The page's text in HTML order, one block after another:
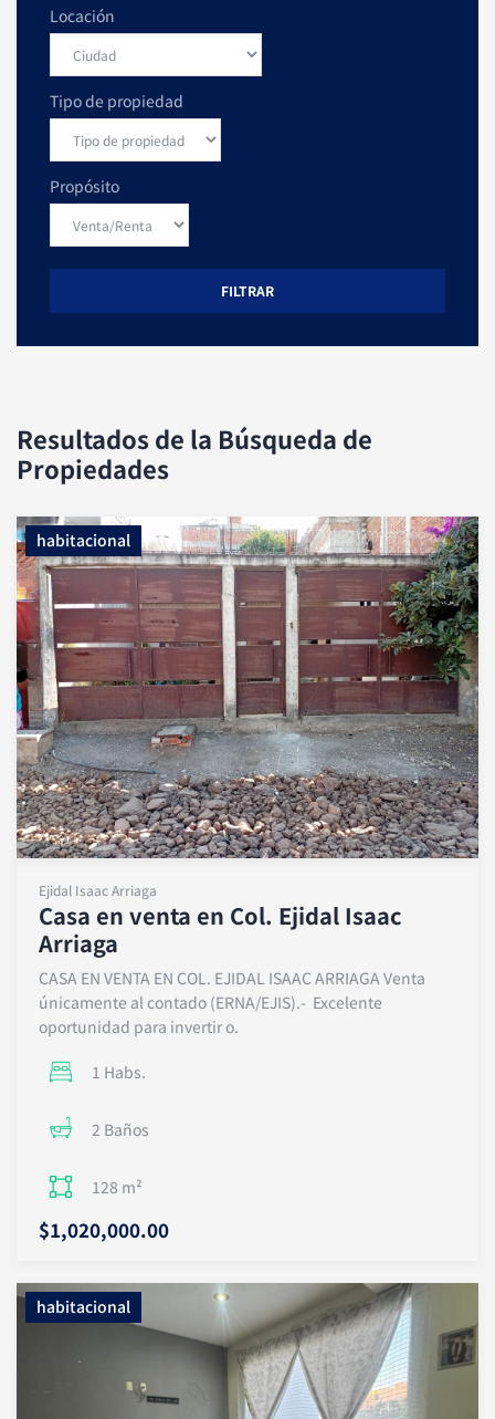
Locación
Tipo de propiedad
Propósito
FILTRAR
Resultados de la Búsqueda de
Propiedades
habitacional
Ejidal Isaac Arriaga
Casa en venta en Col. Ejidal Isaac
Arriaga
CASA EN VENTA EN COL. EJIDAL ISAAC ARRIAGA Venta
únicamente al contado (ERNA/EJIS).- Excelente
oportunidad para invertir o.
1 Habs.
2 Baños
128 m²
$1,020,000.00
habitacional